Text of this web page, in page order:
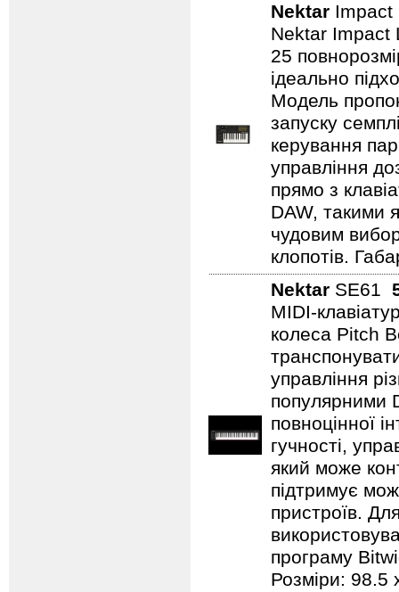
Nektar
Nektar Impact
25
ідеально
Модель
запуску
керування
управління
прямо з
DAW, такими
чудовим
клопотів.
Nektar SE61
MIDI-
колеса Pitch
управління
популярними
повноцінної
гучності,
який може
підтримує
пристроїв.
програму
Розміри: 98.5